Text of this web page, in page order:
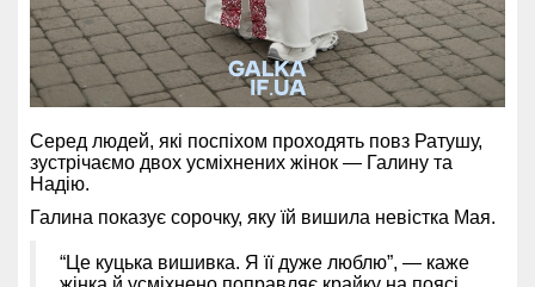
Серед людей, які поспіхом проходять повз Ратушу,
зустрічаємо двох усміхнених жінок — Галину та
Надію.
Галина показує сорочку, яку їй вишила невістка Мая.
“Це куцька вишивка. Я її дуже люблю”, — каже